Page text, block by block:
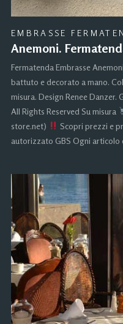
EMBRASSE
Anemoni.
Fermatenda Embrasse
battuto e decorato a mano.
misura. Design Renee Danzer.
All Rights Reserved Su misura
store.net)
Scopri prezzi e
autorizzato GBS Ogni articolo